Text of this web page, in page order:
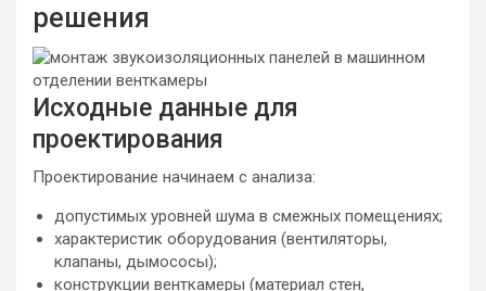
решения
Исходные данные для
проектирования
Проектирование начинаем с анализа:
допустимых уровней шума в смежных помещениях;
характеристик оборудования (вентиляторы,
клапаны, дымососы);
конструкции венткамеры (материал стен,